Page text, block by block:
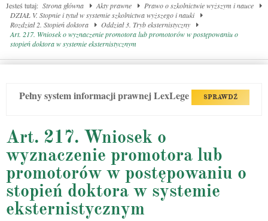
Jesteś tutaj: Strona główna Akty prawne
Prawo o szkolnictwie wyższym i nauce
DZIAŁ V. Stopnie i tytuł w systemie szkolnictwa wyższego i nauki
Rozdział 2. Stopień doktora
Oddział 3. Tryb eksternistyczny
Art. 217. Wniosek o wyznaczenie promotora lub promotorów w postępowaniu o
stopień doktora w systemie eksternistycznym
Pełny system informacji prawnej LexLege SPRAWDŹ
Art. 217. Wniosek o
wyznaczenie promotora lub
promotorów w postępowaniu o
stopień doktora w systemie
eksternistycznym